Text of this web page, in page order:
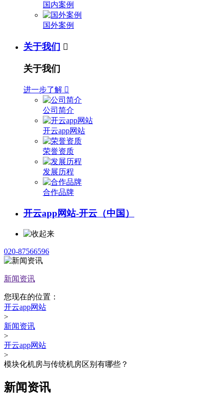
国内案例
国外案例
关于我们 
关于我们
进一步了解 
公司简介
开云app网站
荣誉资质
发展历程
合作品牌
开云app网站-开云（中国）
020-87566596
新闻资讯
您现在的位置：
开云app网站
>
新闻资讯
>
开云app网站
>
模块化机房与传统机房区别有哪些？
新闻资讯